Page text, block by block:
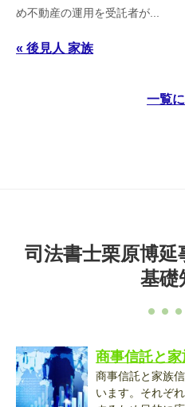
め不動産の運用を受託者が...
« 後見人 家族
一覧
司法書士栗原博
基礎
商事信託と
商事信託と家族
います。それぞ